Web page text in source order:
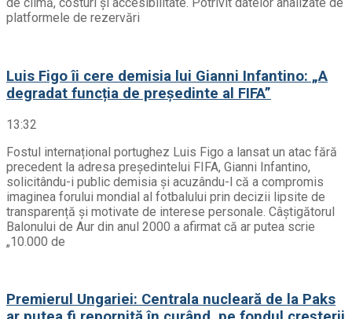
platformele de rezervări
Luis Figo îi cere demisia lui Gianni Infantino: „A
degradat funcția de președinte al FIFA”
13:32
Fostul internațional portughez Luis Figo a lansat un atac fără
precedent la adresa președintelui FIFA, Gianni Infantino,
solicitându-i public demisia și acuzându-l că a compromis
imaginea forului mondial al fotbalului prin decizii lipsite de
transparență și motivate de interese personale. Câștigătorul
Balonului de Aur din anul 2000 a afirmat că ar putea scrie
„10.000 de
Premierul Ungariei: Centrala nucleară de la Paks